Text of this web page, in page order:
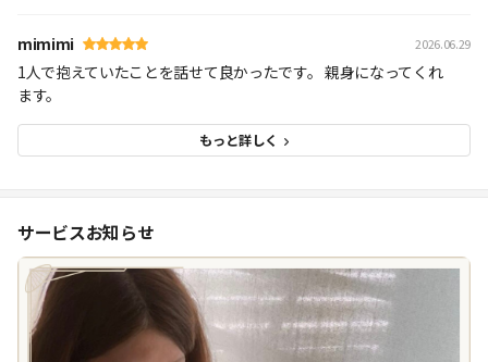
mimimi 2026.06.29
1人で抱えていたことを話せて良かったです。 親身になってくれ
ます。
もっと詳しく
サービスお知らせ